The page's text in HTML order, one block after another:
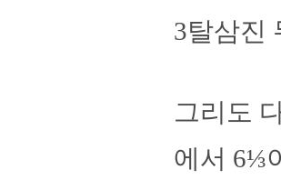
3탈삼진
그리도
에서 6⅓